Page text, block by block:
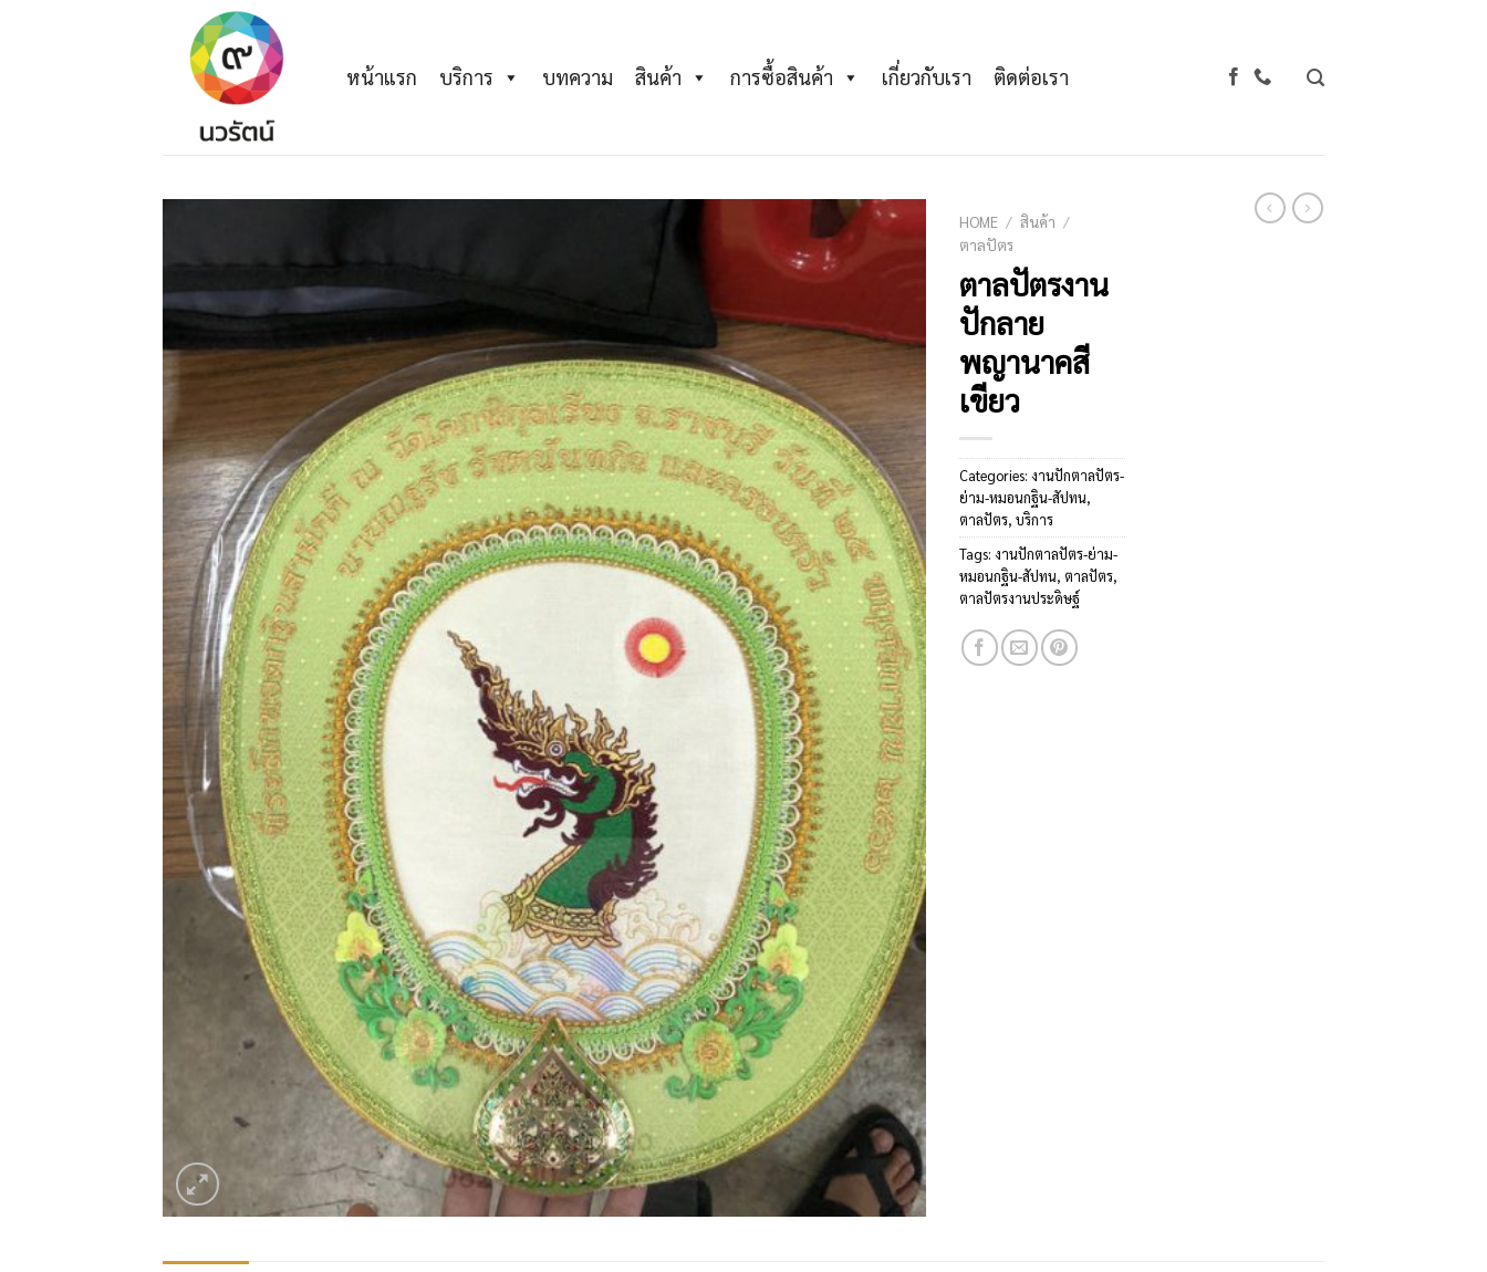
หน้าแรก บริการ บทความ สินค้า การซื้อสินค้า เกี่ยวกับเรา ติดต่อเรา
HOME / สินค้า /
ตาลปัตร
ตาลปัตรงาน
ปักลาย
พญานาคสี
เขียว
Categories: งานปักตาลปัตร-
ย่าม-หมอนกฐิน-สัปทน,
ตาลปัตร, บริการ
Tags: งานปักตาลปัตร-ย่าม-
หมอนกฐิน-สัปทน, ตาลปัตร,
ตาลปัตรงานประดิษฐ์